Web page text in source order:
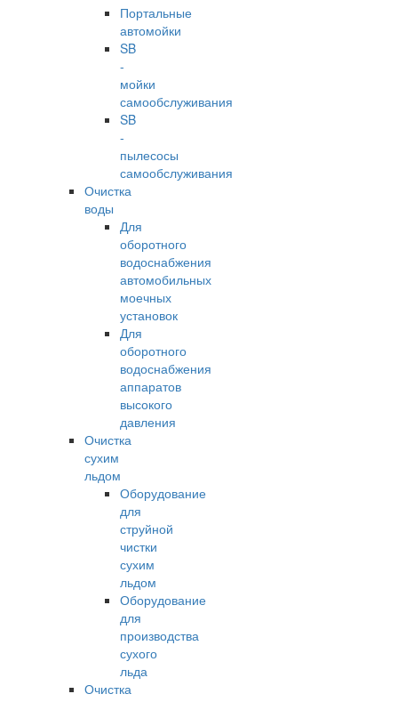
Портальные
автомойки
SB
-
мойки
самообслуживания
SB
-
пылесосы
самообслуживания
Очистка
воды
Для
оборотного
водоснабжения
автомобильных
моечных
установок
Для
оборотного
водоснабжения
аппаратов
высокого
давления
Очистка
сухим
льдом
Оборудование
для
струйной
чистки
сухим
льдом
Оборудование
для
производства
сухого
льда
Очистка